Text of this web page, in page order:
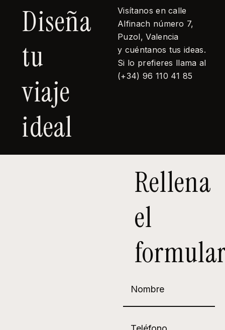
Diseña
tu
viaje
ideal
Visítanos en calle
Alfinach número 7,
Puzol, Valencia
y cuéntanos tus ideas.
Si lo prefieres llama al
(+34) 96 110 41 85
Rellena
el